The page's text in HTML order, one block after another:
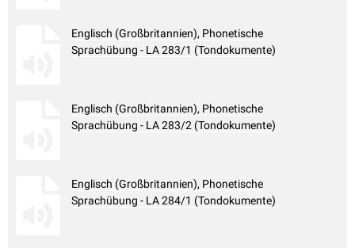
Englisch (Großbritannien), Phonetische
Sprachübung - LA 283/1 (Tondokumente)
Englisch (Großbritannien), Phonetische
Sprachübung - LA 283/2 (Tondokumente)
Englisch (Großbritannien), Phonetische
Sprachübung - LA 284/1 (Tondokumente)